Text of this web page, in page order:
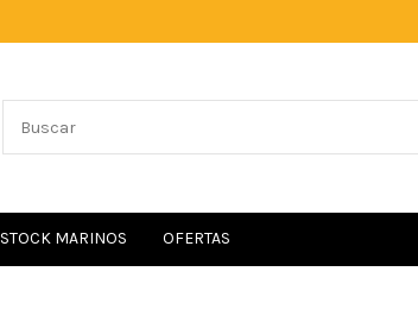
STOCK MARINOS OFERTAS